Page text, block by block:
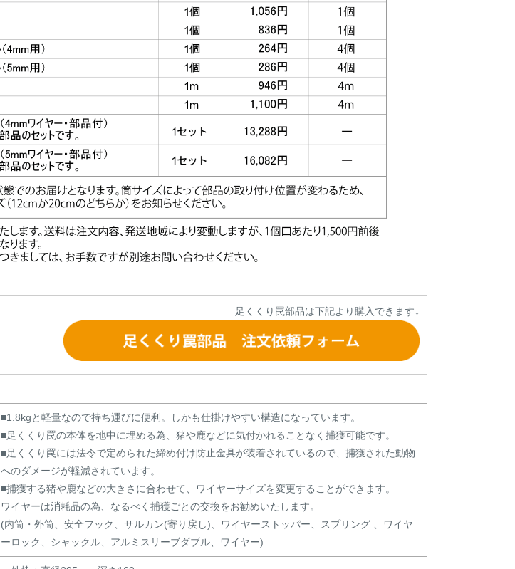
足くくり罠部品は下記より購入できます↓
■1.8kgと軽量なので持ち運びに便利。しかも仕掛けやすい構造になっています。
■足くくり罠の本体を地中に埋める為、猪や鹿などに気付かれることなく捕獲可能です。
■足くくり罠には法令で定められた締め付け防止金具が装着されているので、捕獲された動物
へのダメージが軽減されています。
■捕獲する猪や鹿などの大きさに合わせて、ワイヤーサイズを変更することができます。
ワイヤーは消耗品の為、なるべく捕獲ごとの交換をお勧めいたします。
(内筒・外筒、安全フック、サルカン(寄り戻し)、ワイヤーストッパー、スプリング 、ワイヤ
ーロック、シャックル、アルミスリーブダブル、ワイヤー)